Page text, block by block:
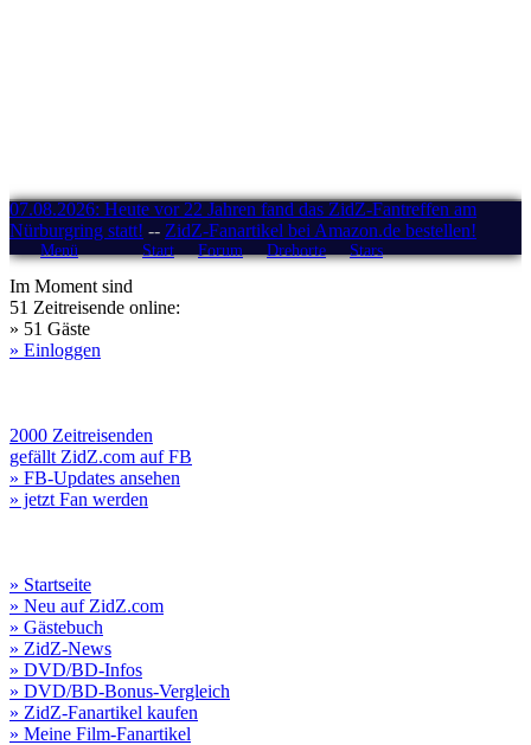
07.08.2026: Heute vor 22 Jahren fand das ZidZ-Fantreffen am
Nürburgring statt! -- ZidZ-Fanartikel bei Amazon.de bestellen!
Menü Start Forum Drehorte Stars
Im Moment sind
51 Zeitreisende online:
» 51 Gäste
» Einloggen
2000 Zeitreisenden
gefällt ZidZ.com auf FB
» FB-Updates ansehen
» jetzt Fan werden
» Startseite
» Neu auf ZidZ.com
» Gästebuch
» ZidZ-News
» DVD/BD-Infos
» DVD/BD-Bonus-Vergleich
» ZidZ-Fanartikel kaufen
» Meine Film-Fanartikel